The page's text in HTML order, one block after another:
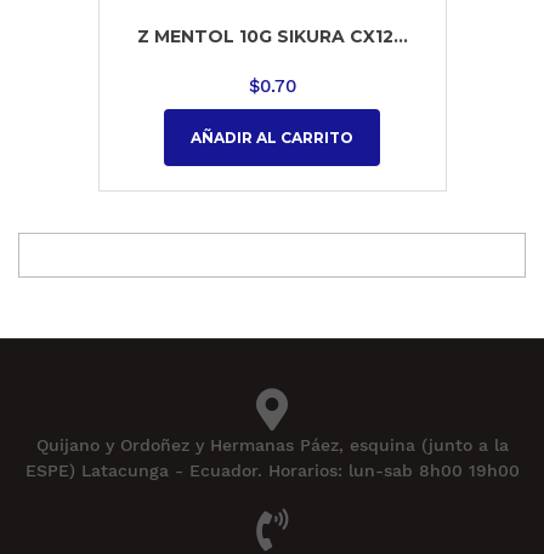
Z MENTOL 10G SIKURA CX12...
$0.70
AÑADIR AL CARRITO
Quijano y Ordoñez y Hermanas Páez, esquina (junto a la
ESPE) Latacunga - Ecuador. Horarios: lun-sab 8h00 19h00